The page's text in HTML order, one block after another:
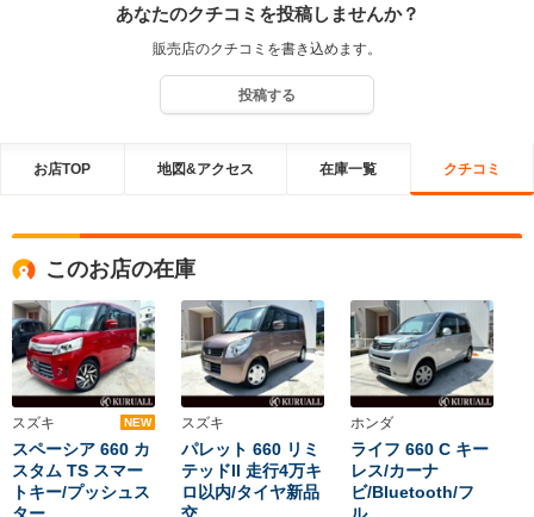
あなたのクチコミを投稿しませんか？
販売店のクチコミを書き込めます。
投稿する
お店TOP 地図&アクセス 在庫一覧 クチコミ
このお店の在庫
スズキ NEW
スペーシア 660 カ
スタム TS スマー
トキー/プッシュス
スズキ
パレット 660 リミ
テッドII 走行4万キ
ロ以内/タイヤ新品
ホンダ
ライフ 660 C キー
レス/カーナ
ビ/Bluetooth/フ